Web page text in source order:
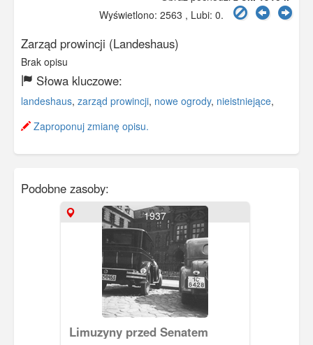
Wyświetlono: 2563 , Lubi: 0.
Zarząd prowincji (Landeshaus)
Brak opisu
Słowa kluczowe:
landeshaus, zarząd prowincji, nowe ogrody, nieistniejące,
Zaproponuj zmianę opisu.
Podobne zasoby:
1937
Limuzyny przed Senatem